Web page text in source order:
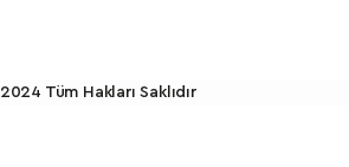
2024 Tüm Hakları Saklıdır